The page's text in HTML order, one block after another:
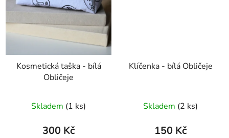
Kosmetická taška - bílá
Obličeje
Skladem (1 ks)
300 Kč
Klíčenka - bílá Obličeje
Skladem (2 ks)
150 Kč